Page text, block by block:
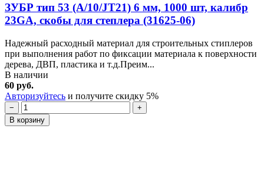
ЗУБР тип 53 (A/10/JT21) 6 мм, 1000 шт, калибр
23GA, скобы для степлера (31625-06)
Надежный расходный материал для строительных стиплеров
при выполнения работ по фиксации материала к поверхности
дерева, ДВП, пластика и т.д.Преим...
В наличии
60 руб.
Авторизуйтесь и получите скидку 5%
−
+
В корзину